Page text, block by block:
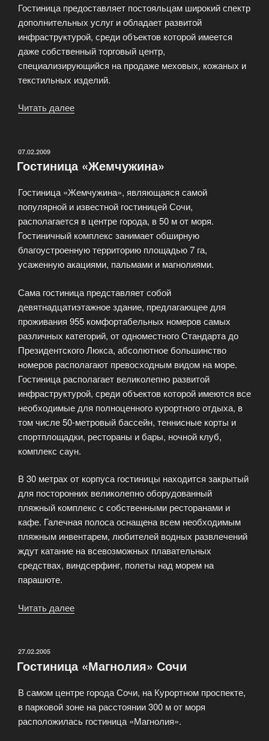
Гостиница предоставляет постояльцам широкий спектр
дополнительных услуг и обладает развитой
инфраструктурой, среди объектов которой имеется
даже собственный торговый центр,
специализирующийся на продаже меховых, кожаных и
текстильных изделий.
Читать далее
ОПУБЛИКОВАНО
07.02.2009
Гостиница «Жемчужина»
Гостиница «Жемчужина», являющаяся самой
популярной и известной гостиницей Сочи,
располагается в центре города, в 50 м от моря.
Гостиничный комплекс занимает обширную
благоустроенную территорию площадью 7 га,
усаженную акациями, пальмами и магнолиями.
Сама гостиница представляет собой
девятнадцатиэтажное здание, предлагающее для
проживания 955 комфортабельных номеров самых
различных категорий, от одноместного Стандарта до
Президентского Люкса, абсолютное большинство
номеров располагают превосходным видом на море.
Гостиница располагает великолепно развитой
инфраструктурой, среди объектов которой имеются все
необходимые для полноценного курортного отдыха, в
том числе 50-метровый бассейн, теннисные корты и
спортплощадки, рестораны и бары, ночной клуб,
комплекс саун.
В 30 метрах от корпуса гостиницы находится закрытый
для посторонних великолепно оборудованный
пляжный комплекс с собственными ресторанами и
кафе. Галечная полоса оснащена всем необходимым
пляжным инвентарем, любителей водных развлечений
ждут катание на всевозможных плавательных
средствах, виндсерфинг, полеты над морем на
парашюте.
Читать далее
ОПУБЛИКОВАНО
27.02.2005
Гостиница «Магнолия» Сочи
В самом центре города Сочи, на Курортном проспекте,
в парковой зоне на расстоянии 300 м от моря
расположилась гостиница «Магнолия».